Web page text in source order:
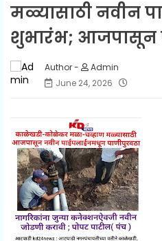
मळ्यासाठी नवीन
शुभारंभ; आजपासून
Admin
June 24, 2026